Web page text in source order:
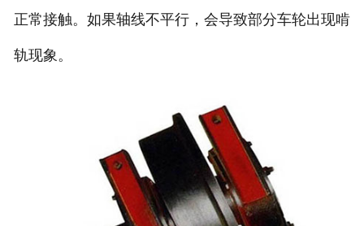
正常接触。如果轴线不平行，会导致部分车轮出现啃
轨现象。